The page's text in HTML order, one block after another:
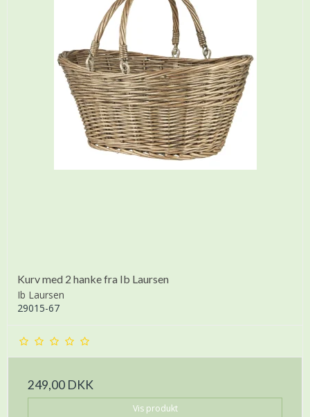
Kurv med 2 hanke fra Ib Laursen
Ib Laursen
29015-67
249,00 DKK
Vis produkt